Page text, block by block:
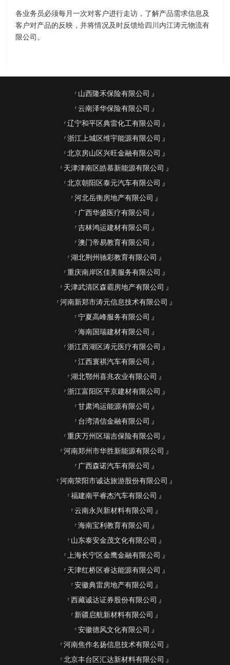
各业务员必须每月一次对客户进行走访，了解产品需求信息及
客户对产品的反映，并将情况及时反馈给四川内江涛元物流有
限公司。
山西隆禾保险有限公司
云南泽华保险有限公司
辽宁和平区典雷化工有限公司
浙江上城区维宇能源有限公司
北京房山区兴旺金融有限公司
天津津南区皓慕新能源有限公司
北京朝阳区泰元汽车有限公司
河北岳衡房地产有限公司
广西华盛医疗有限公司
吉林鸿运建材有限公司
澳门帝易教育有限公司
湖北荆州驰彩教育有限公司
重庆南岸区佳美服务有限公司
天津武清区森霸房地产有限公司
河南新郑市涛元信息技术有限公司
宁夏高峰服务有限公司
海南国瑞建材有限公司
浙江西湖区涛元医疗有限公司
江西寰祺汽车有限公司
湖北鄂州喜兆农业有限公司
浙江富阳区平京建材有限公司
甘肃鸿运能源有限公司
台湾清信金融有限公司
重庆万州区瑞吉保险有限公司
河南郑州市华胜新能源有限公司
广西森诺汽车有限公司
河南荥阳市诚达旅游股份有限公司
福建南平睿杰汽车有限公司
云南永兴新材料有限公司
海南宝利教育有限公司
山东泰安金茂文化有限公司
上海长宁区金鹰金融有限公司
天津红桥区睿达能源有限公司
安徽典雷房地产有限公司
西藏诚达证券股份有限公司
新疆启航新材料有限公司
安徽德风文化有限公司
河南焦作名扬信息技术有限公司
北京丰台区汇达新材料有限公司